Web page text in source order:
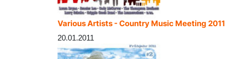
Various Artists - Country Music Meeting 2011
20.01.2011